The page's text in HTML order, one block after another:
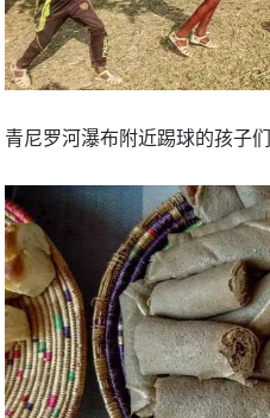
青尼罗河瀑布附近踢球的孩子们